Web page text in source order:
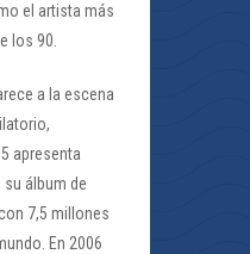
el artista más
los 90.
a la escena
apresenta
su álbum de
7,5 millones
En 2006